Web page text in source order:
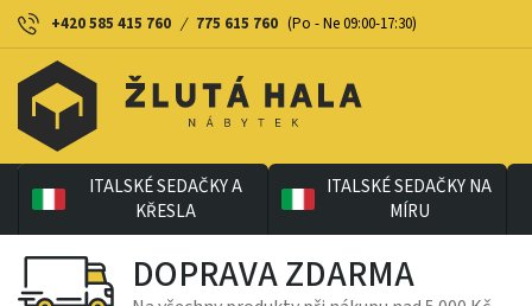
+420 585 415 760 / 775 615 760 (Po - Ne 09:00-17:30)
ITALSKÉ SEDAČKY A
KŘESLA
ITALSKÉ SEDAČKY NA
MÍRU
DOPRAVA ZDARMA